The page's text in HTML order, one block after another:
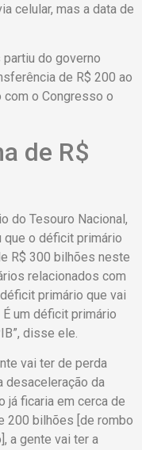
celular, mas a data de
do governo
de R$ 200 ao
o Congresso o
de R$
do Tesouro Nacional,
que o déficit primário
R$ 300 bilhões neste
relacionados com
primário que vai
um déficit primário
disse ele.
vai ter de perda
desaceleração da
já ficaria em cerca de
200 bilhões [de rombo
a gente vai ter a